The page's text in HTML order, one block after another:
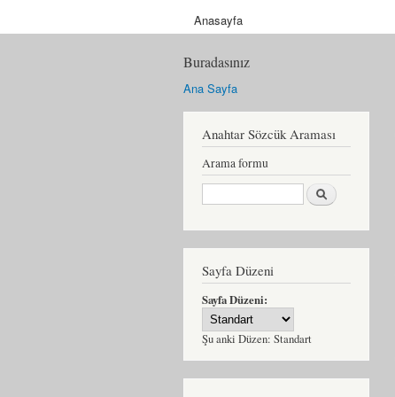
Anasayfa
Buradasınız
Ana Sayfa
Anahtar Sözcük Araması
Arama formu
Ara
Sayfa Düzeni
Sayfa Düzeni:
Şu anki Düzen: Standart